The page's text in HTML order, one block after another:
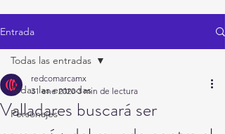
Entrada
Todas las entradas
Personajes
Todas las entradas
Valladares buscará ser
redcomarcamx
31 ene 2020 3 min de lectura